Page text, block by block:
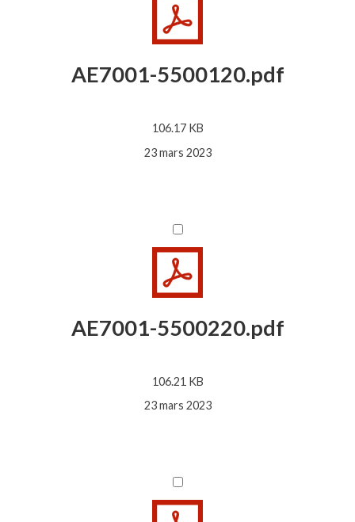
AE7001-5500120.pdf
106.17 KB
23 mars 2023
AE7001-5500220.pdf
106.21 KB
23 mars 2023